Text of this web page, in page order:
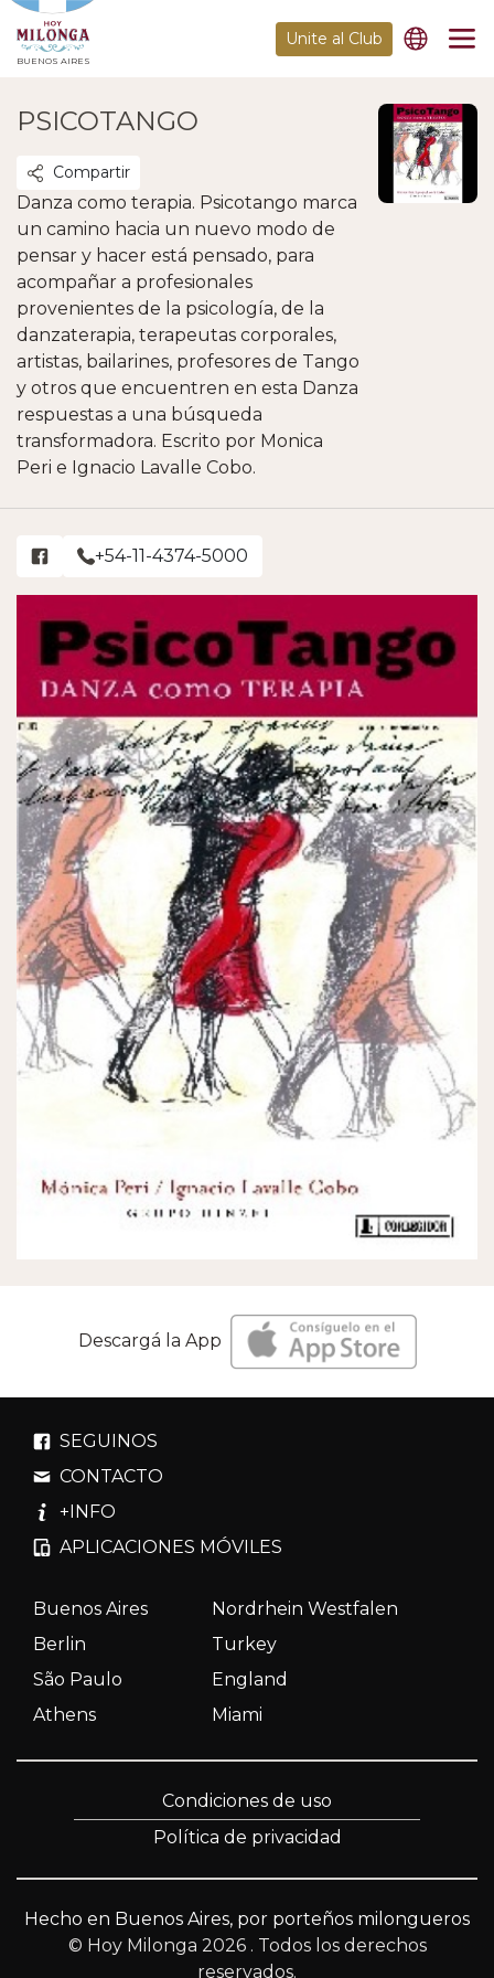
BUENOS AIRES
Unite al Club
PSICOTANGO
Compartir
Danza como terapia. Psicotango marca
un camino hacia un nuevo modo de
pensar y hacer está pensado, para
acompañar a profesionales
provenientes de la psicología, de la
danzaterapia, terapeutas corporales,
artistas, bailarines, profesores de Tango
y otros que encuentren en esta Danza
respuestas a una búsqueda
transformadora. Escrito por Monica
Peri e Ignacio Lavalle Cobo.
+54-11-4374-5000
Descargá la App
SEGUINOS
CONTACTO
+INFO
APLICACIONES MÓVILES
Buenos Aires
Nordrhein Westfalen
Berlin
Turkey
São Paulo
England
Athens
Miami
Condiciones de uso
Política de privacidad
Hecho en Buenos Aires, por porteños milongueros
© Hoy Milonga 2026 . Todos los derechos
reservados.